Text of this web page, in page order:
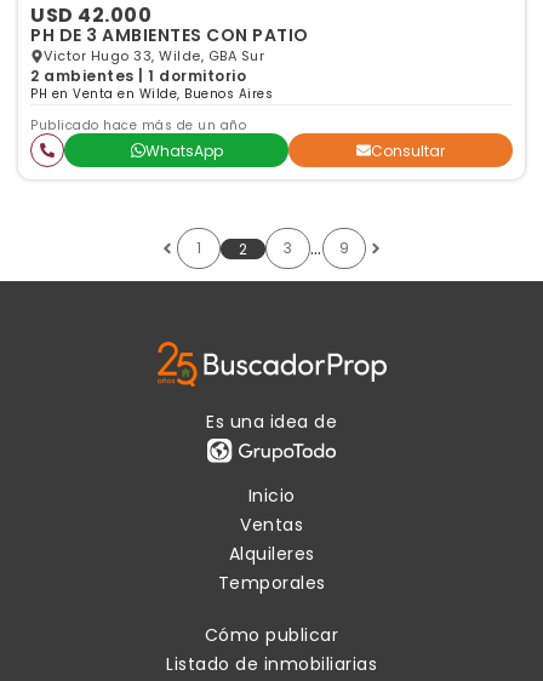
USD 42.000
PH DE 3 AMBIENTES CON PATIO
Victor Hugo 33, Wilde, GBA Sur
2 ambientes | 1 dormitorio
PH en Venta en Wilde, Buenos Aires
Publicado hace más de un año
WhatsApp Consultar
1 2 3 … 9
Es una idea de
Inicio
Ventas
Alquileres
Temporales
Cómo publicar
Listado de inmobiliarias